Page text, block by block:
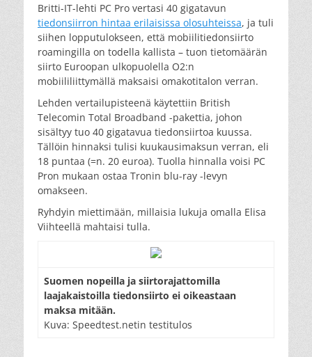
Britti-IT-lehti PC Pro vertasi 40 gigatavun
tiedonsiirron hintaa erilaisissa olosuhteissa, ja tuli
siihen lopputulokseen, että mobiilitiedonsiirto
roamingilla on todella kallista – tuon tietomäärän
siirto Euroopan ulkopuolella O2:n
mobiililiittymällä maksaisi omakotitalon verran.
Lehden vertailupisteenä käytettiin British
Telecomin Total Broadband -pakettia, johon
sisältyy tuo 40 gigatavua tiedonsiirtoa kuussa.
Tällöin hinnaksi tulisi kuukausimaksun verran, eli
18 puntaa (=n. 20 euroa). Tuolla hinnalla voisi PC
Pron mukaan ostaa Tronin blu-ray -levyn
omakseen.
Ryhdyin miettimään, millaisia lukuja omalla Elisa
Viihteellä mahtaisi tulla.
Suomen nopeilla ja siirtorajattomilla
laajakaistoilla tiedonsiirto ei oikeastaan
maksa mitään.
Kuva: Speedtest.netin testitulos